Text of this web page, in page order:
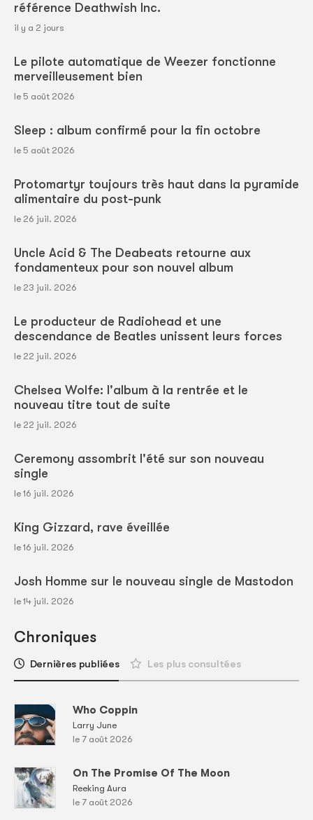
référence Deathwish Inc.
il y a 2 jours
Le pilote automatique de Weezer fonctionne
merveilleusement bien
le 5 août 2026
Sleep : album confirmé pour la fin octobre
le 5 août 2026
Protomartyr toujours très haut dans la pyramide
alimentaire du post-punk
le 26 juil. 2026
Uncle Acid & The Deabeats retourne aux
fondamenteux pour son nouvel album
le 23 juil. 2026
Le producteur de Radiohead et une
descendance de Beatles unissent leurs forces
le 22 juil. 2026
Chelsea Wolfe: l'album à la rentrée et le
nouveau titre tout de suite
le 22 juil. 2026
Ceremony assombrit l'été sur son nouveau
single
le 16 juil. 2026
King Gizzard, rave éveillée
le 16 juil. 2026
Josh Homme sur le nouveau single de Mastodon
le 14 juil. 2026
Chroniques
Dernières publiées Les plus consultées
Who Coppin
Larry June
le 7 août 2026
On The Promise Of The Moon
Reeking Aura
le 7 août 2026